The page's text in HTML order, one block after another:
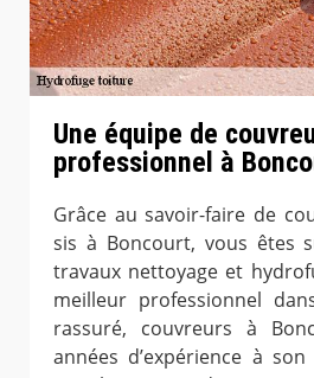
Une équipe de
professionnel à
Grâce au savoir-faire de
sis à Boncourt, vous êtes
travaux nettoyage et
meilleur professionnel
rassuré, couvreurs à
années d’expérience à